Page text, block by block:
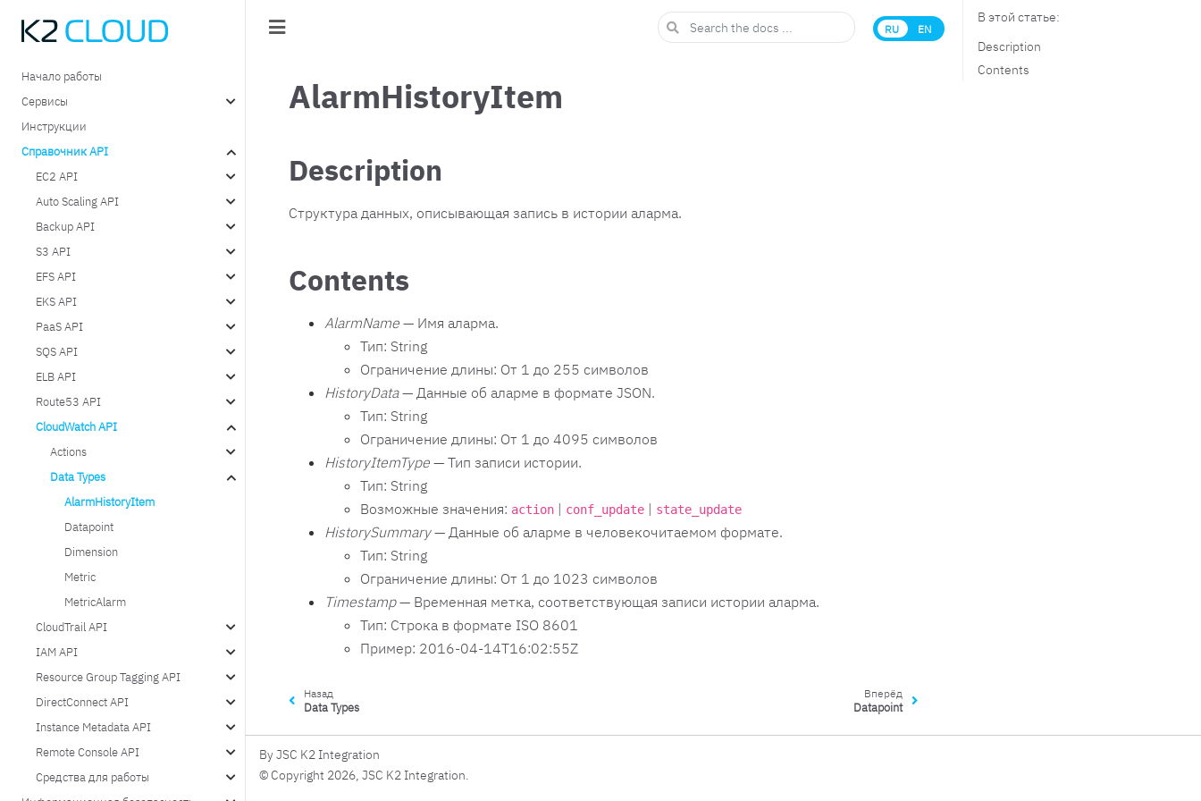
Начало работы
Сервисы
Инструкции
Справочник API
EC2 API
Auto Scaling API
Backup API
S3 API
EFS API
EKS API
PaaS API
SQS API
ELB API
Route53 API
CloudWatch API
Actions
Data Types
AlarmHistoryItem
Datapoint
Dimension
Metric
MetricAlarm
CloudTrail API
IAM API
Resource Group Tagging API
DirectConnect API
Instance Metadata API
Remote Console API
Средства для работы
EN
RU
В этой статье:
Description
Contents
AlarmHistoryItem
Description
Структура данных, описывающая запись в истории аларма.
Contents
AlarmName — Имя аларма.
Тип: String
Ограничение длины: От 1 до 255 символов
HistoryData— Данные об аларме в формате JSON.
Тип: String
Ограничение длины: От 1 до 4095 символов
HistoryItemType — Тип записи истории.
Тип: String
Возможные значения: action | conf_update | state_update
HistorySummary— Данные об аларме в человекочитаемом формате.
Тип: String
Ограничение длины: От 1 до 1023 символов
Timestamp— Временная метка, соответствующая записи истории аларма.
Тип: Строка в формате ISO 8601
Пример: 2016-04-14T16:02:55Z
Назад
Data Types
Вперёд
Datapoint
By JSC K2 Integration
© Copyright 2026, JSC K2 Integration.